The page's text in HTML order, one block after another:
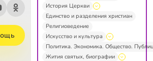
История Церкви
Единство и разделения христиан
Религиоведение
Искусство и культура
Политика. Экономика. Общество.
Жития святых, биографии